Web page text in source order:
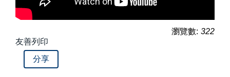
瀏覽數: 322
友善列印
分享